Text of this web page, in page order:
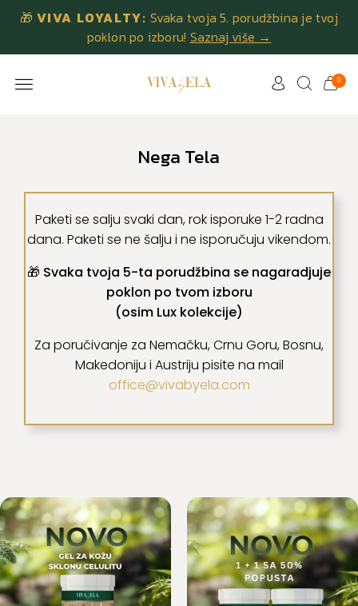
🎁 VIVA LOYALTY: Svaka tvoja 5. porudžbina je tvoj
poklon po izboru! Saznaj više →
0
Nega Tela
Paketi se salju svaki dan, rok isporuke 1-2 radna
dana. Paketi se ne šalju i ne isporučuju vikendom.
🎁 Svaka tvoja 5-ta porudžbina se nagaradjuje
poklon po tvom izboru
(osim Lux kolekcije)
Za poručivanje za Nemačku, Crnu Goru, Bosnu,
Makedoniju i Austriju pisite na mail
office@vivabyela.com